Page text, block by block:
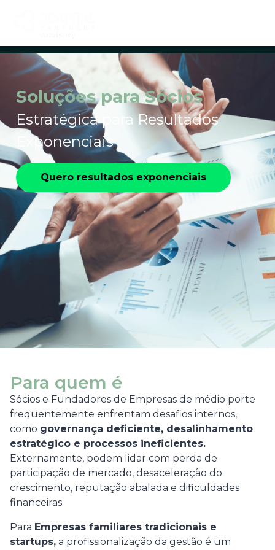
Soluções para Sócios
Estratégica para Resultados
Exponenciais
Quero resultados exponenciais
Para quem é
Sócios e Fundadores de Empresas de médio porte
frequentemente enfrentam desafios internos,
como governança deficiente, desalinhamento
estratégico e processos ineficientes.
Externamente, podem lidar com perda de
participação de mercado, desaceleração do
crescimento, reputação abalada e dificuldades
financeiras.
Para Empresas familiares tradicionais e
startups, a profissionalização da gestão é um